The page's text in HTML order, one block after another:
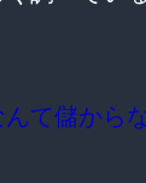
て儲からな